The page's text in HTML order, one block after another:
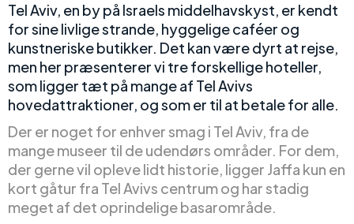
Tel Aviv, en by på Israels middelhavskyst, er kendt
for sine livlige strande, hyggelige caféer og
kunstneriske butikker. Det kan være dyrt at rejse,
men her præsenterer vi tre forskellige hoteller,
som ligger tæt på mange af Tel Avivs
hovedattraktioner, og som er til at betale for alle.
Der er noget for enhver smag i Tel Aviv, fra de
mange museer til de udendørs områder. For dem,
der gerne vil opleve lidt historie, ligger Jaffa kun en
kort gåtur fra Tel Avivs centrum og har stadig
meget af det oprindelige basarområde.